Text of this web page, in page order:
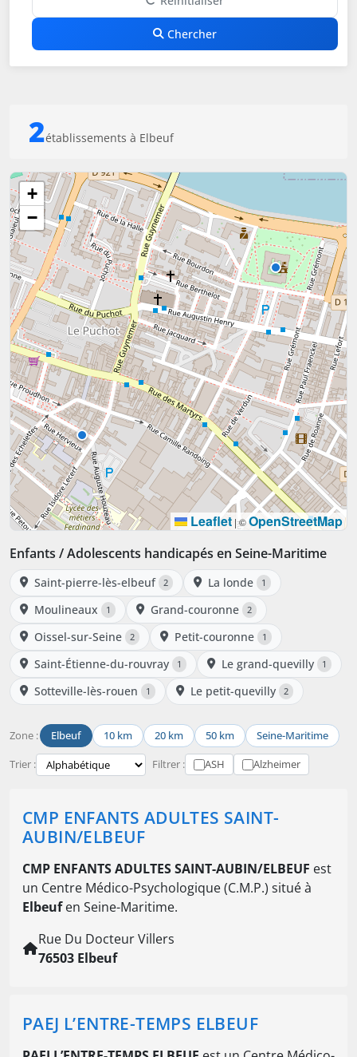
Chercher
2établissements à Elbeuf
+
−
Leaflet |©OpenStreetMap
Enfants / Adolescents handicapés en Seine-Maritime
Saint-pierre-lès-elbeuf 2 La londe 1
Moulineaux 1 Grand-couronne 2
Oissel-sur-Seine 2 Petit-couronne 1
Saint-Étienne-du-rouvray 1 Le grand-quevilly 1
Sotteville-lès-rouen 1 Le petit-quevilly 2
Zone : Elbeuf 10 km 20 km 50 km Seine-Maritime
Trier : Filtrer : ASH Alzheimer
CMP ENFANTS ADULTES SAINT-
AUBIN/ELBEUF
CMP ENFANTS ADULTES SAINT-AUBIN/ELBEUF est
un Centre Médico-Psychologique (C.M.P.) situé à
Elbeufen Seine-Maritime.
Rue Du Docteur Villers
76503 Elbeuf
PAEJ L’ENTRE-TEMPS ELBEUF